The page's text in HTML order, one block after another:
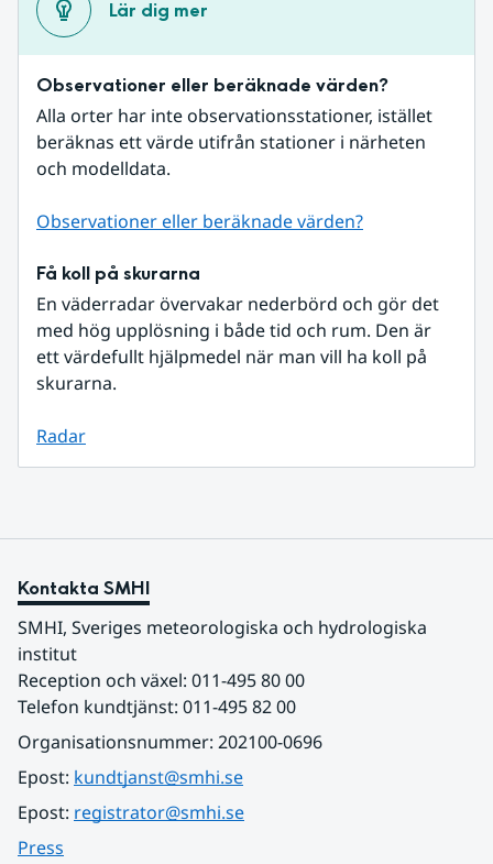
Lär dig mer
Observationer eller beräknade värden?
Alla orter har inte observationsstationer, istället
beräknas ett värde utifrån stationer i närheten
och modelldata.
Observationer eller beräknade värden?
Få koll på skurarna
En väderradar övervakar nederbörd och gör det
med hög upplösning i både tid och rum. Den är
ett värdefullt hjälpmedel när man vill ha koll på
skurarna.
Radar
Kontakta SMHI
SMHI, Sveriges meteorologiska och hydrologiska
institut
Reception och växel: 011-495 80 00
Telefon kundtjänst: 011-495 82 00
Organisationsnummer: 202100-0696
Epost: kundtjanst@smhi.se
Epost: registrator@smhi.se
Press